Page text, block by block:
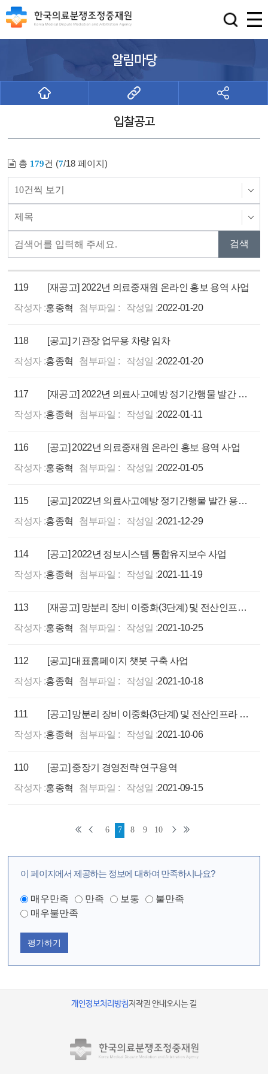
알림마당
입찰공고
총 179건 (7/18 페이지)
119
[재공고] 2022년 의료중재원 온라인 홍보 용역 사업
작성자 :홍종혁 첨부파일 : 작성일 :2022-01-20
118
[공고] 기관장 업무용 차량 임차
작성자 :홍종혁 첨부파일 : 작성일 :2022-01-20
117
[재공고] 2022년 의료사고예방 정기간행물 발간 용역 사업
작성자 :홍종혁 첨부파일 : 작성일 :2022-01-11
116
[공고] 2022년 의료중재원 온라인 홍보 용역 사업
작성자 :홍종혁 첨부파일 : 작성일 :2022-01-05
115
[공고] 2022년 의료사고예방 정기간행물 발간 용역 사업
작성자 :홍종혁 첨부파일 : 작성일 :2021-12-29
114
[공고] 2022년 정보시스템 통합유지보수 사업
작성자 :홍종혁 첨부파일 : 작성일 :2021-11-19
113
[재공고] 망분리 장비 이중화(3단계) 및 전산인프라 고도화사업
작성자 :홍종혁 첨부파일 : 작성일 :2021-10-25
112
[공고] 대표홈페이지 챗봇 구축 사업
작성자 :홍종혁 첨부파일 : 작성일 :2021-10-18
111
[공고] 망분리 장비 이중화(3단계) 및 전산인프라 고도화사업
작성자 :홍종혁 첨부파일 : 작성일 :2021-10-06
110
[공고] 중장기 경영전략 연구용역
작성자 :홍종혁 첨부파일 : 작성일 :2021-09-15
6 7 8 9 10
이 페이지에서 제공하는 정보에 대하여 만족하시나요?
매우만족 만족 보통
불만족
매우불만족
평가하기
개인정보처리방침저작권 안내오시는 길